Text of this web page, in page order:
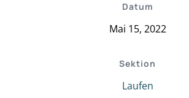
Datum
Mai 15, 2022
Sektion
Laufen